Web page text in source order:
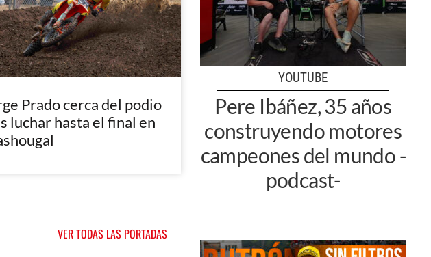
Prado cerca del podio
luchar hasta el final en
VER TODAS LAS PORTADAS
YOUTUBE
Pere Ibáñez, 35 años
construyendo motores
campeones del mundo -
podcast-